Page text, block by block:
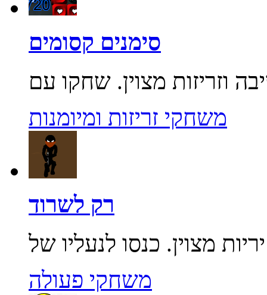
סימנים קסומים
משחקי זריזות ומיומנות
רק לשרוד
משחקי פעולה